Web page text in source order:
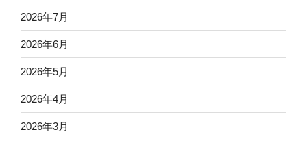
2026年7月
2026年6月
2026年5月
2026年4月
2026年3月